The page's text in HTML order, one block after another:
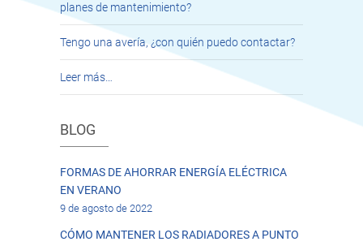
planes de mantenimiento?
Tengo una avería, ¿con quién puedo contactar?
Leer más…
BLOG
FORMAS DE AHORRAR ENERGÍA ELÉCTRICA
EN VERANO
9 de agosto de 2022
CÓMO MANTENER LOS RADIADORES A PUNTO